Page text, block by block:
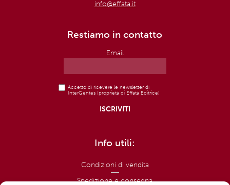
info@effata.it
Restiamo in contatto
Email
Accetto di ricevere le newsletter di
InterGentes (proprietà di Effatà Editrice)
Info utili:
Condizioni di vendita
Spedizione e consegna